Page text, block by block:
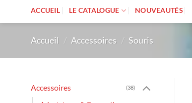
ACCUEIL LE CATALOGUE NOUVEAUTÉS
Accueil / Accessoires / Souris
Accessoires (38)